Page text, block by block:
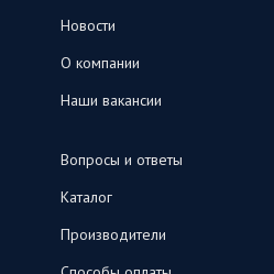
Новости
О компании
Наши вакансии
Вопросы и ответы
Каталог
Производители